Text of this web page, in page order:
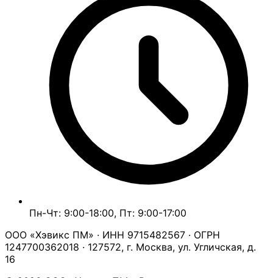
Пн-Чт: 9:00-18:00, Пт: 9:00-17:00
ООО «Хэвикс ПМ» · ИНН 9715482567 · ОГРН
1247700362018 · 127572, г. Москва, ул. Угличская, д.
16